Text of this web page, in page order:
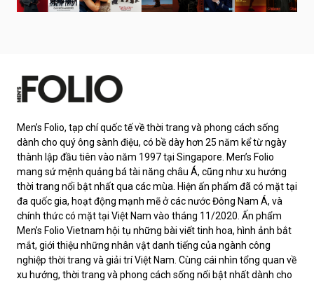
Men’s Folio, tạp chí quốc tế về thời trang và phong cách sống
dành cho quý ông sành điệu, có bề dày hơn 25 năm kể từ ngày
thành lập đầu tiên vào năm 1997 tại Singapore. Men’s Folio
mang sứ mệnh quảng bá tài năng châu Á, cũng như xu hướng
thời trang nổi bật nhất qua các mùa. Hiện ấn phẩm đã có mặt tại
đa quốc gia, hoạt động mạnh mẽ ở các nước Đông Nam Á, và
chính thức có mặt tại Việt Nam vào tháng 11/2020. Ấn phẩm
Men’s Folio Vietnam hội tụ những bài viết tinh hoa, hình ảnh bắt
mắt, giới thiệu những nhân vật danh tiếng của ngành công
nghiệp thời trang và giải trí Việt Nam. Cùng cái nhìn tổng quan về
xu hướng, thời trang và phong cách sống nổi bật nhất dành cho